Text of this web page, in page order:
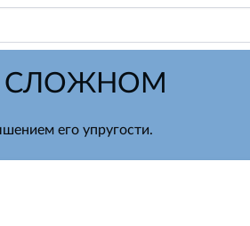
СЛОЖНОМ
его упругости.